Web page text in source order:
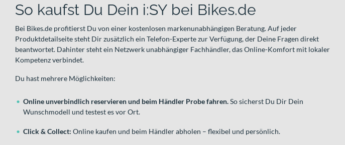
So kaufst Du Dein i:SY bei Bikes.de
Bei Bikes.de profitierst Du von einer kostenlosen markenunabhängigen Beratung. Auf jeder
Produktdetailseite steht Dir zusätzlich ein Telefon-Experte zur Verfügung, der Deine Fragen direkt
beantwortet. Dahinter steht ein Netzwerk unabhängiger Fachhändler, das Online-Komfort mit lokaler
Kompetenz verbindet.
Du hast mehrere Möglichkeiten:
Online unverbindlich reservieren und beim Händler Probe fahren.So sicherst Du Dir Dein
Wunschmodell und testest es vor Ort.
Click & Collect: Online kaufen und beim Händler abholen – flexibel und persönlich.